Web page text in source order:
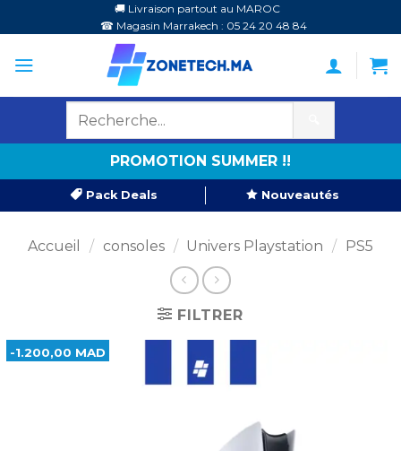
au
contenu
🚚 Livraison partout au MAROC
☎ Magasin Marrakech : 05 24 20 48 84
PROMOTION SUMMER !!
Pack Deals Nouveautés
Accueil / consoles / Univers Playstation / PS5
FILTRER
-1.200,00 MAD